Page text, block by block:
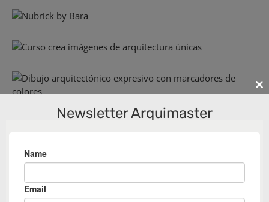
Newsletter Arquimaster